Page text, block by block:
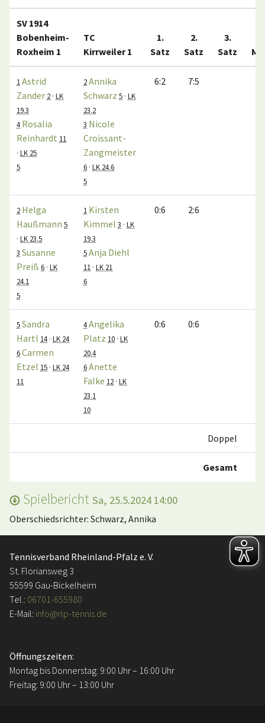
SV 1914
Bobenheim-
Roxheim 1
TC
Kirrweiler 1
1.
Satz
2.
Satz
3.
Satz
1 Astrid
Zander 2 · LK
19.3
4 Rosalia
Reinhardt 11
· LK 25
5
2Annika
Schwarz 5 · LK
23.2
3 Nicole
Croissant-
Zangmeister
6 · LK 24.6
5
6:2 7:5
2 Helga
Haußmann 5
· LK 23.5
3 Susanne
Preiß 6 · LK
24.1
5
1 Kirsten
Kimmel 3 · LK
19.3
5Anja Diehl
11 · LK 21
6
0:6 2:6
5Sandra
Hartl 14 · LK 24
6Carmen
Etzel 15 · LK 24
11
4Angelika
Platz 10 · LK
20.4
6Anette
Falke 12 · LK
23.1
10
0:6 0:6
Doppel
Gesamt
Spielbericht Sa, 25.5.2024 14:00
Oberschiedsrichter: Schwarz, Annika
Tennisverband Rheinland-Pfalz e. V.
St. Floriansweg 3
55599 Gau-Bickelheim
Tel.: 06701-655980
E-Mail: info@rlp-tennis.de
Öffnungszeiten:
Montag bis Donnerstag: 9:00 Uhr – 16:00 Uhr
Freitag: 9:00 Uhr – 13:00 Uhr